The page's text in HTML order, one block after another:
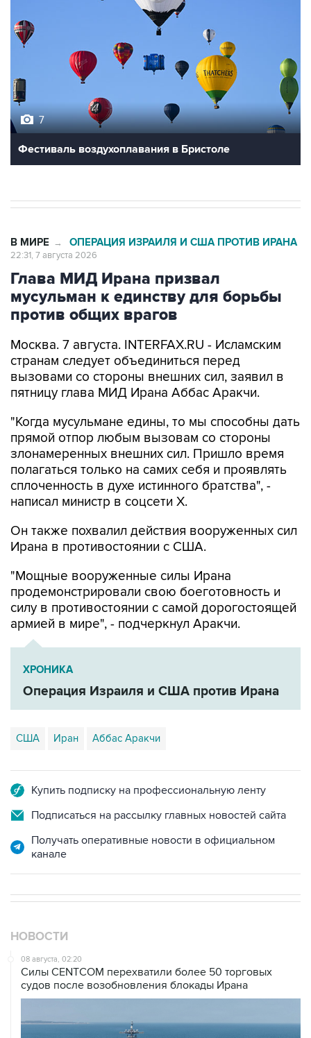
Фестиваль воздухоплавания в Бристоле
Глава МИД Ирана призвал
мусульман к единству для борьбы
против общих врагов
Москва. 7 августа. INTERFAX.RU - Исламским
вызовами со стороны внешних сил, заявил в
пятницу глава МИД Ирана Аббас Аракчи.
"Когда мусульмане едины, то мы способны дать
злонамеренных внешних сил. Пришло время
полагаться только на самих себя и проявлять
сплоченность в духе истинного братства", -
написал министр в соцсети Х.
Он также похвалил действия вооруженных сил
"Мощные вооруженные силы Ирана
силу в противостоянии с самой дорогостоящей
армией в мире", - подчеркнул Аракчи.
ХРОНИКА
Операция Израиля и США против Ирана
США Иран Аббас Аракчи
Подписаться на рассылку главных новостей сайта
Получать оперативные новости в официальном
08 августа, 02:20
Силы CENTCOM перехватили более 50 торговых
судов после возобновления блокады Ирана